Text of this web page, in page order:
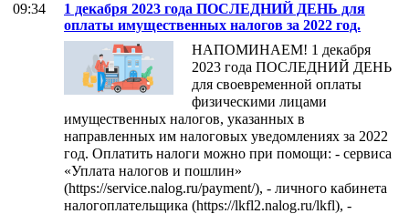
09:34
1 декабря 2023 года ПОСЛЕДНИЙ ДЕНЬ для
оплаты имущественных налогов за 2022 год.
НАПОМИНАЕМ! 1 декабря
2023 года ПОСЛЕДНИЙ ДЕНЬ
для своевременной оплаты
физическими лицами
имущественных налогов, указанных в
направленных им налоговых уведомлениях за 2022
год. Оплатить налоги можно при помощи: - сервиса
«Уплата налогов и пошлин»
(https://service.nalog.ru/payment/), - личного кабинета
налогоплательщика (https://lkfl2.nalog.ru/lkfl), -